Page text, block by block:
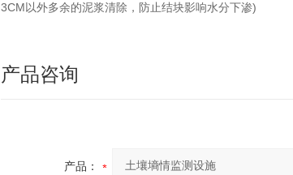
3CM以外多余的泥浆清除，防止结块影响水分下渗)
产品咨询
产品：